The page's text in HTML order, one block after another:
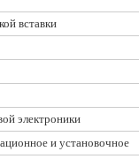
вставки
электроники
и установочное